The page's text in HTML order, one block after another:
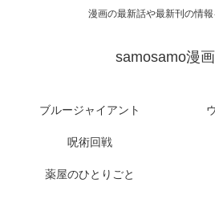
漫画の最新話や最新刊の情
samosamo漫
ブルージャイアント
呪術回戦
薬屋のひとりごと